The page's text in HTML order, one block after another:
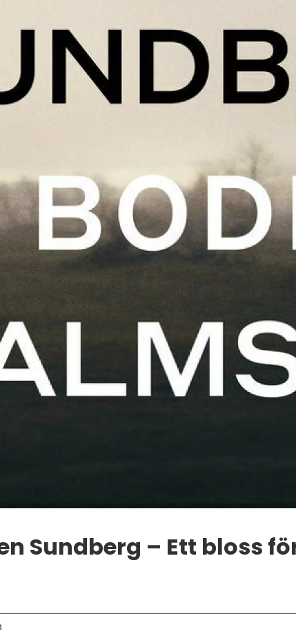
Sundberg – Ett bloss